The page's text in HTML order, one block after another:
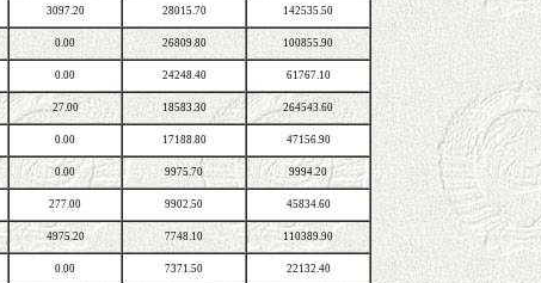
3097.20 28015.70 142535.50
0.00 26809.80 100855.90
0.00 24248.40 61767.10
27.00 18583.30 264543.60
0.00 17188.80 47156.90
0.00 9975.70 9994.20
277.00 9902.50 45834.60
4975.20 7748.10 110389.90
0.00 7371.50 22132.40